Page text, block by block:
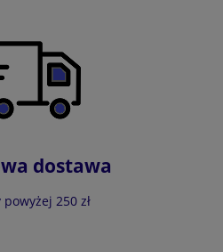
dostawa
250 zł